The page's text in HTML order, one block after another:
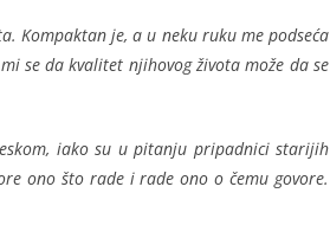
Kompaktan je, a u neku ruku me podseća
se da kvalitet njihovog života može da se
iako su u pitanju pripadnici starijih
ono što rade i rade ono o čemu govore.